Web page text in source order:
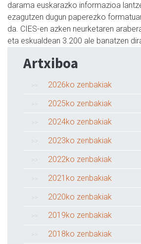
darama euskarazko informazioa
ezagutzen dugun paperezko
da. CIES-en azken neurketaren
eta eskualdean 3.200 ale banatzen
Artxiboa
2026ko zenbakiak
2025ko zenbakiak
2024ko zenbakiak
2023ko zenbakiak
2022ko zenbakiak
2021ko zenbakiak
2020ko zenbakiak
2019ko zenbakiak
2018ko zenbakiak